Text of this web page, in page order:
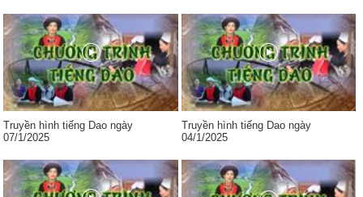
Truyền hình tiếng Dao ngày
07/1/2025
Truyền hình tiếng Dao ngày
04/1/2025